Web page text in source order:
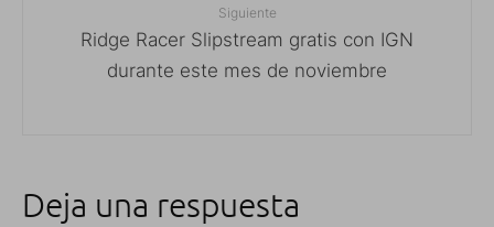
Siguiente
Ridge Racer Slipstream gratis con IGN
durante este mes de noviembre
Deja una respuesta